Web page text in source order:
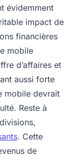
évidemment
impact de
financières
mobile
d’affaires et
aussi forte
mobile devrait
Reste à
. Cette
de